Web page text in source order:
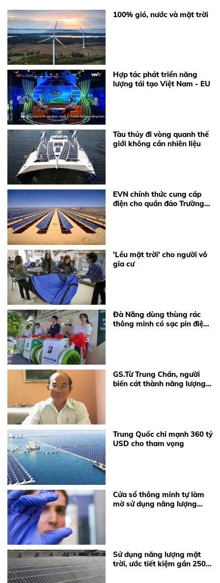
100% gió, nước và mặt trời
Hợp tác phát triển năng
lượng tái tạo Việt Nam - EU
Tàu thủy đi vòng quanh thế
giới không cần nhiên liệu
EVN chính thức cung cấp
điện cho quần đảo Trường
'Lều mặt trời' cho người vô
gia cư
Đà Nẵng dùng thùng rác
thông minh có sạc pin điện
GS.Từ Trung Chấn, người
biến cát thành năng lượng
Trung Quốc chi mạnh 360 tỷ
USD cho tham vọng
Cửa sổ thông minh tự làm
mờ sử dụng năng lượng
Sử dụng năng lượng mặt
trời, ước tiết kiệm gần 250